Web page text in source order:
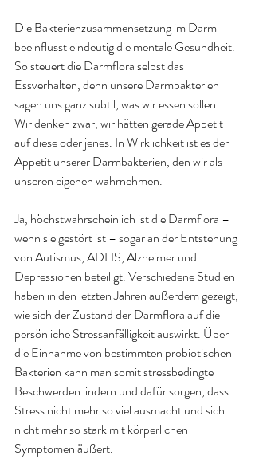
Die Bakterienzusammensetzung im Darm
beeinflusst eindeutig die mentale Gesundheit.
So steuert die Darmflora selbst das
Essverhalten, denn unsere Darmbakterien
sagen uns ganz subtil, was wir essen sollen.
Wir denken zwar, wir hätten gerade Appetit
auf diese oder jenes. In Wirklichkeit ist es der
Appetit unserer Darmbakterien, den wir als
unseren eigenen wahrnehmen.
Ja, höchstwahrscheinlich ist die Darmflora –
wenn sie gestört ist – sogar an der Entstehung
von Autismus, ADHS, Alzheimer und
Depressionen beteiligt. Verschiedene Studien
haben in den letzten Jahren außerdem gezeigt,
wie sich der Zustand der Darmflora auf die
persönliche Stressanfälligkeit auswirkt. Über
die Einnahme von bestimmten probiotischen
Bakterien kann man somit stressbedingte
Beschwerden lindern und dafür sorgen, dass
Stress nicht mehr so viel ausmacht und sich
nicht mehr so stark mit körperlichen
Symptomen äußert.